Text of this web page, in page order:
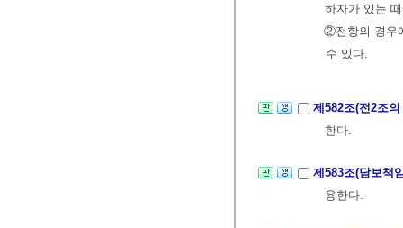
하자가 있는
②전항의 경우
수 있다.
제582조(전2조
한다.
제583조(담보책
용한다.